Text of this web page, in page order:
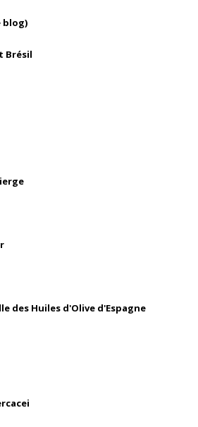
blog)
Brésil
des Huiles d'Olive d'Espagne